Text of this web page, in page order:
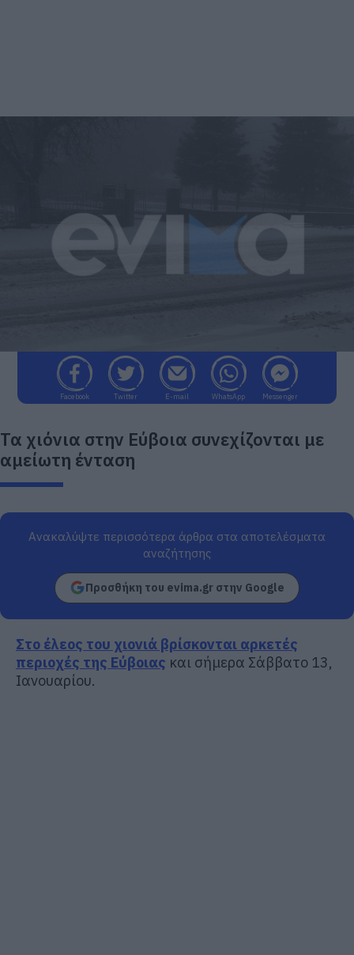
Facebook Twitter E-mail WhatsApp Messenger
Τα χιόνια στην Εύβοια συνεχίζονται με
αμείωτη ένταση
Ανακαλύψτε περισσότερα άρθρα στα αποτελέσματα
αναζήτησης
Προσθήκη του evima.gr στην Google
Στο έλεος του χιονιά βρίσκονται αρκετές
περιοχές της Εύβοιας και σήμερα Σάββατο 13,
Ιανουαρίου.